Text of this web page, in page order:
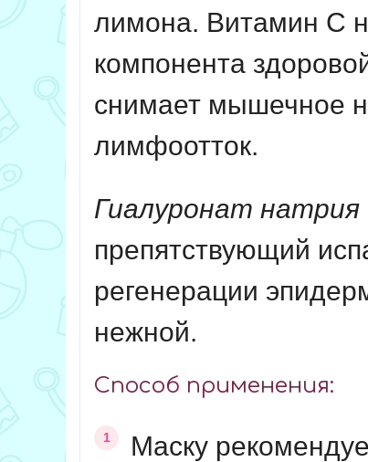
лимона. Витамин C
компонента
снимает мышечное
лимфоотток.
Гиалуронат натрия
препятствующий
регенерации
нежной.
Способ применения:
Маску